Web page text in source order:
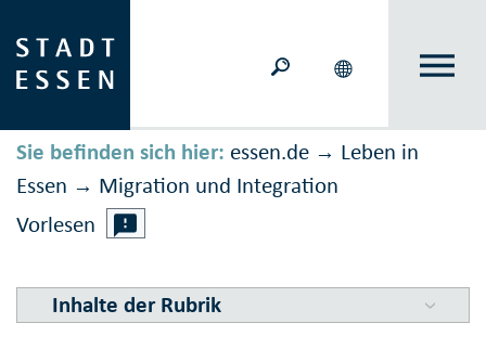
Sie befinden sich hier: essen.de → Leben in
Essen → Migration und Inte­gration
Vorlesen
Inhalte der Rubrik